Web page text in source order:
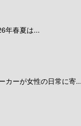
年春夏は...
カーが女性の日常に寄